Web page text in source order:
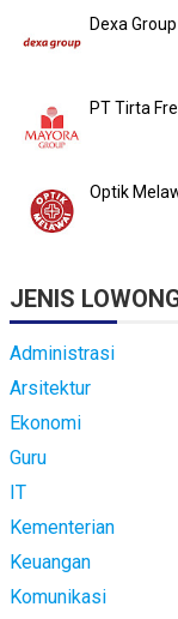
Dexa Group
PT Tirta
Optik
JENIS
Administrasi
Arsitektur
Ekonomi
Guru
IT
Kementerian
Keuangan
Komunikasi